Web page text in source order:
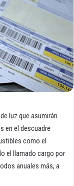
luz que asumirán
en el descuadre
como el
el llamado cargo por
anuales más, a